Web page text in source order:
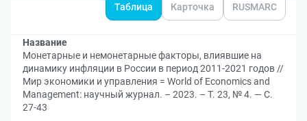
Таблица Карточка RUSMARC
Название
Монетарные и немонетарные факторы, влиявшие на
динамику инфляции в России в период 2011-2021 годов //
Мир экономики и управления = World of Economics and
Management: научный журнал. – 2023. – Т. 23, № 4. — С.
27-43